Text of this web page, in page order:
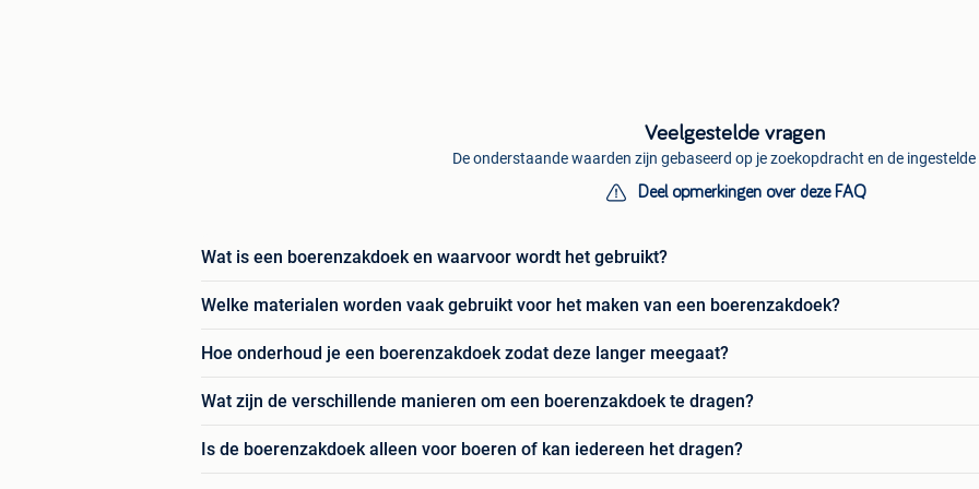
Veelgestelde vragen
De onderstaande waarden zijn gebaseerd op je zoekopdracht en de
Deel opmerkingen over deze FAQ
Wat is een boerenzakdoek en waarvoor wordt het gebruikt?
Welke materialen worden vaak gebruikt voor het maken van een boerenzakdoek?
Hoe onderhoud je een boerenzakdoek zodat deze langer meegaat?
Wat zijn de verschillende manieren om een boerenzakdoek te dragen?
Is de boerenzakdoek alleen voor boeren of kan iedereen het dragen?